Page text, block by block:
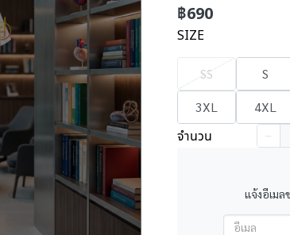
฿690
SIZE
SS S
3XL
4XL
จำนวน
แจ้งอีเม